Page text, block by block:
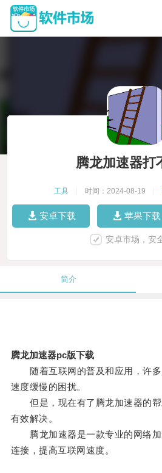
腾龙加速器打
工具 时间：2024-08-19
安卓下载 苹果下载
安卓市场，安
简介
腾龙加速器pc版下载
随着互联网的普及和应用，许多
速度缓慢的困扰。
但是，现在有了腾龙加速器的帮
有效解决。
腾龙加速器是一款专业的网络加
连接，提高互联网速度。